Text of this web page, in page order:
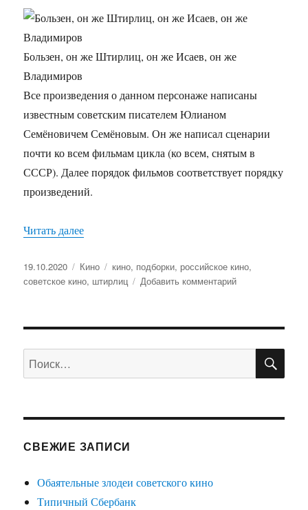
Бользен, он же Штирлиц, он же Исаев, он же
Владимиров
Все произведения о данном персонаже написаны
известным советским писателем Юлианом
Семёновичем Семёновым. Он же написал сценарии
почти ко всем фильмам цикла (ко всем, снятым в
СССР). Далее порядок фильмов соответствует порядку
произведений.
Читать далее
Опубликовано
19.10.2020 Рубрики
Кино Метки
кино, подборки, российское кино,
советское кино, штирлиц Добавить комментарий
фильмы
Штирлица
актёры,
Искать:
СВЕЖИЕ ЗАПИСИ
Обаятельные злодеи советского кино
Типичный Сбербанк